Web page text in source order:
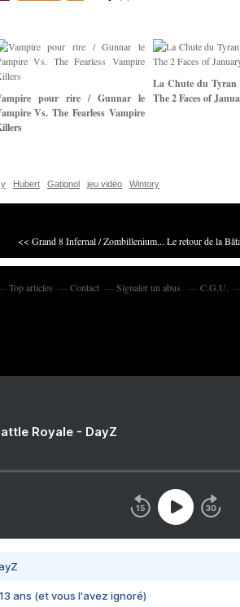
pour rire / Gunnar le
Vs. The Fearless Vampire
La Chute du Tyran
The 2 Faces of
Hubert Gatignol jeu vidéo Wintory
<< Grand 8 Infernal / Zombillenium... Le retour de la
Top articles Contact Signaler un abus C.G.U.
Royale - DayZ
ans (et vous l'avez ignoré)